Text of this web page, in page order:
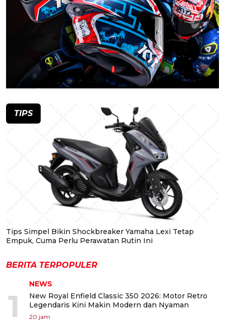
TIPS
Tips Simpel Bikin Shockbreaker Yamaha Lexi Tetap
Empuk, Cuma Perlu Perawatan Rutin Ini
BERITA TERPOPULER
1
NEWS
New Royal Enfield Classic 350 2026: Motor Retro
Legendaris Kini Makin Modern dan Nyaman
20 jam